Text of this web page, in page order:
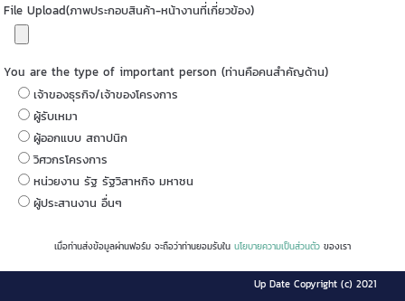
File Upload(ภาพประกอบสินค้า-หน้างานที่เกี่ยวข้อง)
You are the type of important person (ท่านคือคนสำคัญด้าน)
เจ้าของธุรกิจ/เจ้าของโครงการ
ผู้รับเหมา
ผู้ออกแบบ สถาปนิก
วิศวกรโครงการ
หน่วยงาน รัฐ รัฐวิสาหกิจ มหาชน
ผู้ประสานงาน อื่นๆ
เมื่อท่านส่งข้อมูลผ่านฟอร์ม จะถือว่าท่านยอมรับใน นโยบายความเป็นส่วนตัว ของเรา
Up Date Copyright (c) 2021